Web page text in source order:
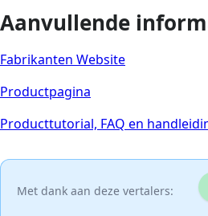
Aanvullende
Fabrikanten Website
Productpagina
Producttutorial, FAQ en
Met dank aan deze vertalers: